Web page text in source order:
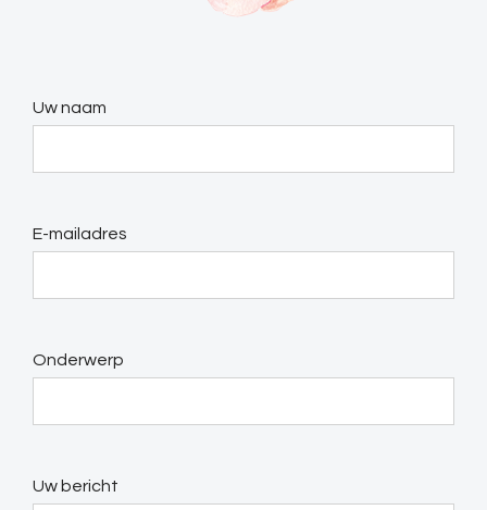
Uw naam
E-mailadres
Onderwerp
Uw bericht